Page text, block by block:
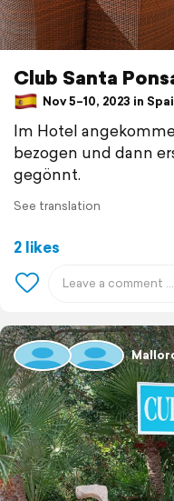
Club Santa
Nov 5–10, 2023 in
Im Hotel
bezogen und dann
gegönnt.
See translation
2 likes